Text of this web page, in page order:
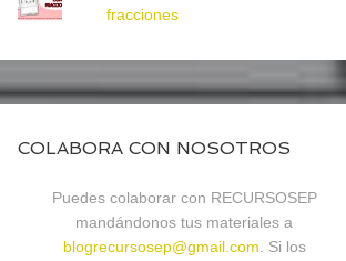
fracciones
COLABORA CON NOSOTROS
Puedes colaborar con RECURSOSEP
mandándonos tus materiales a
blogrecursosep@gmail.com . Si los